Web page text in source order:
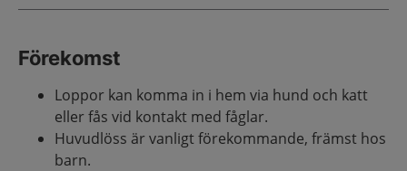
Förekomst
Loppor kan komma in i hem via hund och katt
eller fås vid kontakt med fåglar.
Huvudlöss är vanligt förekommande, främst hos
barn.